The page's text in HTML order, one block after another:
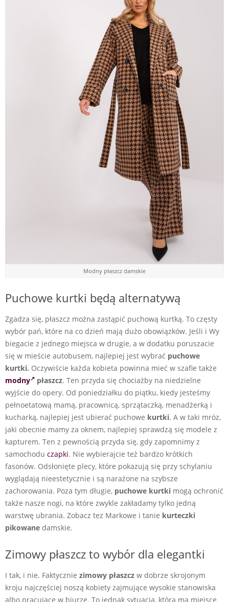
Modny płaszcz damskie
Puchowe kurtki będą alternatywą
Zgadza się, płaszcz można zastąpić puchową kurtką. To częsty
wybór pań, które na co dzień mają dużo obowiązków. Jeśli i Wy
biegacie z jednego miejsca w drugie, a w dodatku poruszacie
się w mieście autobusem, najlepiej jest wybrać puchowe
kurtki. Oczywiście każda kobieta powinna mieć w szafie także
modny
płaszcz. Ten przyda się chociażby na niedzielne
wyjście do opery. Od poniedziałku do piątku, kiedy jesteśmy
pełnoetatową mamą, pracownicą, sprzątaczką, menadżerką i
kucharką, najlepiej jest ubierać puchowe kurtki. A w taki mróz,
jaki obecnie mamy za oknem, najlepiej sprawdzą się modele z
kapturem. Ten z pewnością przyda się, gdy zapomnimy z
samochodu czapki. Nie wybierajcie też bardzo krótkich
fasonów. Odsłonięte plecy, które pokazują się przy schylaniu
wyglądają nieestetycznie i są narażone na szybsze
zachorowania. Poza tym długie, puchowe kurtki mogą ochronić
także nasze nogi, na które zwykle zakładamy tylko jedną
warstwę ubrania. Zobacz tez Markowe i tanie kurteczki
pikowane damskie.
Zimowy płaszcz to wybór dla elegantki
I tak, i nie. Faktycznie zimowy płaszcz w dobrze skrojonym
kroju najczęściej noszą kobiety zajmujące wysokie stanowiska
albo pracujące w biurze. To jednak sytuacja, która ma miejsce